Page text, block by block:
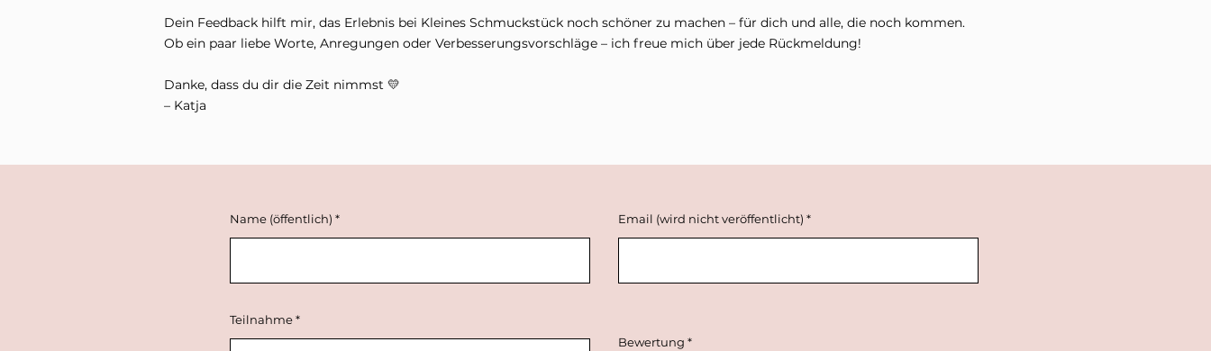
Dein Feedback hilft mir, das Erlebnis bei Kleines Schmuckstück noch schöner zu machen – für dich und alle, die noch kommen.
Ob ein paar liebe Worte, Anregungen oder Verbesserungsvorschläge – ich freue mich über jede Rückmeldung!
Danke, dass du dir die Zeit nimmst 💛
– Katja
Name (öffentlich) Email (wird nicht veröffentlicht)
Teilnahme
Bewertung